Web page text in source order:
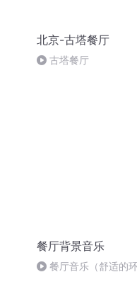
北京-古塔餐厅
古塔餐厅
餐厅背景音乐
餐厅音乐（舒适的环